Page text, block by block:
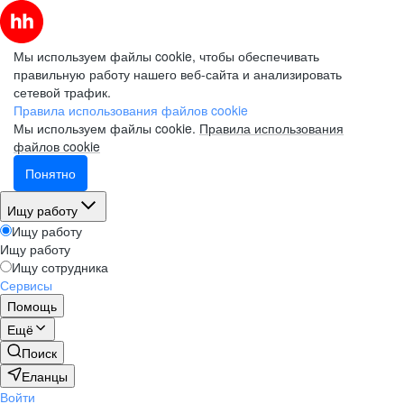
Мы используем файлы cookie, чтобы обеспечивать
правильную работу нашего веб-сайта и анализировать
сетевой трафик.
Правила использования файлов cookie
Мы используем файлы cookie. Правила использования
файлов cookie
Понятно
Ищу работу
Ищу работу
Ищу работу
Ищу сотрудника
Сервисы
Помощь
Ещё
Поиск
Еланцы
Войти